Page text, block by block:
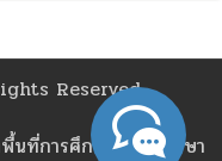
Reserved
พื้นที่การศึกษามัธยมศึกษา